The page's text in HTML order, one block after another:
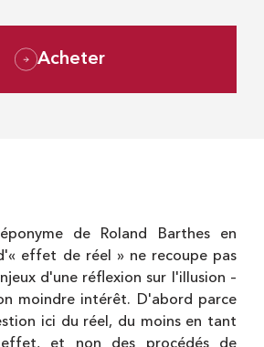
Acheter
de Roland Barthes en
effet de réel » ne recoupe pas
d'une réflexion sur l'illusion –
moindre intérêt. D'abord parce
ici du réel, du moins en tant
et non des procédés de